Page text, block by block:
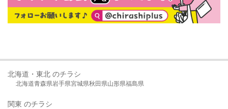
北海道・東北 のチラシ
北海道青森県岩手県宮城県秋田県山形県福島県
関東 のチラシ